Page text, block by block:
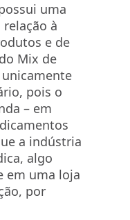
uma
à
e de
Mix de
pois o
– em
a indústria
algo
em uma loja
por